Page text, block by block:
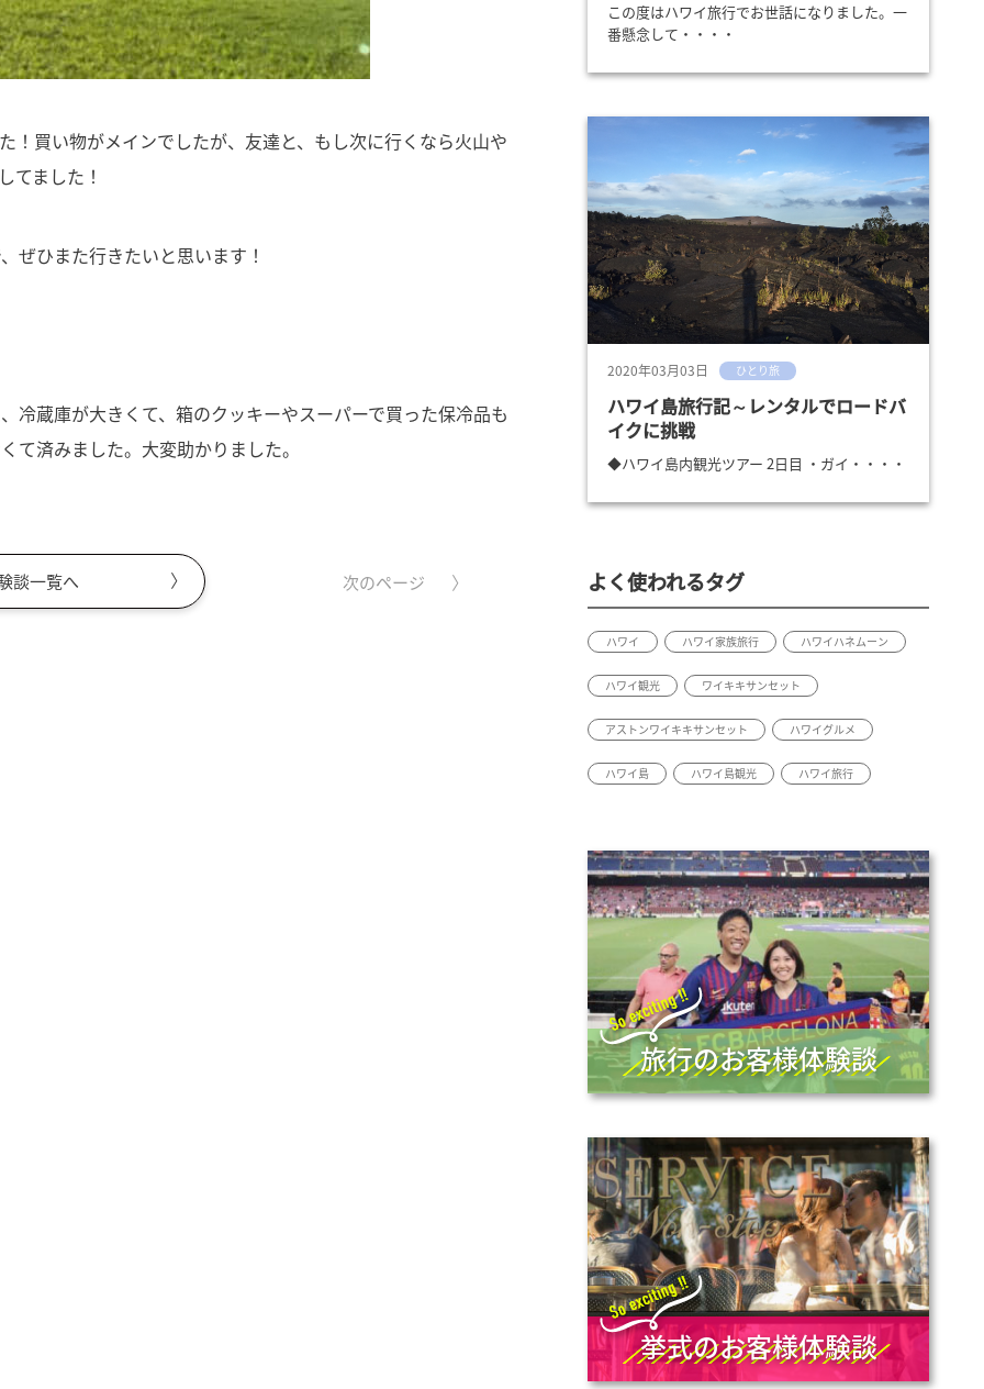
！買い物がメインでしたが、友達と、もし次に行くなら火山や
てました！
ぜひまた行きたいと思います！
冷蔵庫が大きくて、箱のクッキーやスーパーで買った保冷品も
て済みました。大変助かりました。
談一覧へ 次のページ
この度はハワイ旅行でお世話になりました。一
番懸念して・・・・
2020年03月03日 ひとり旅
ハワイ島旅行記～レンタルでロードバ
イクに挑戦
◆ハワイ島内観光ツアー 2日目 ・ガイ・・・・
よく使われるタグ
ハワイ ハワイ家族旅行 ハワイハネムーン
ハワイ観光 ワイキキサンセット
アストンワイキキサンセット ハワイグルメ
ハワイ島 ハワイ島観光 ハワイ旅行
旅行のお客様体験談
挙式のお客様体験談